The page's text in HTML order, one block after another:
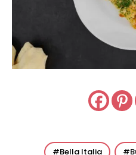
Bella Italia